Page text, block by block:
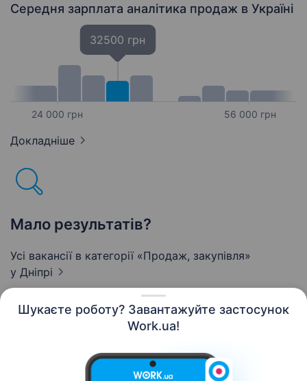
Шукаєте роботу? Завантажуйте застосунок
Work.ua!
Середня зарплата аналітика продаж в Україні
24 000 грн
32500 грн
56 000 грн
Докладніше
Мало результатів?
Усі вакансії в категорії «Продаж, закупівля»
у Дніпрі